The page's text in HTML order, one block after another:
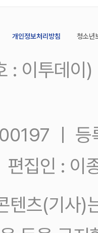
개인정보처리방침 청소년
: 이투데
00197 ㅣ
편집인 : 이
텐츠(기사)